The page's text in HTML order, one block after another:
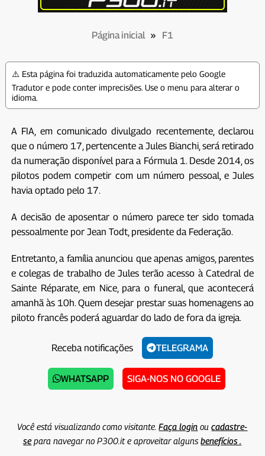
Página inicial» F1
⚠️ Esta página foi traduzida automaticamente pelo Google
Tradutor e pode conter imprecisões. Use o menu para alterar o
idioma.
A FIA, em comunicado divulgado recentemente, declarou
que o número 17, pertencente a Jules Bianchi, será retirado
da numeração disponível para a Fórmula 1. Desde 2014, os
pilotos podem competir com um número pessoal, e Jules
havia optado pelo 17.
A decisão de aposentar o número parece ter sido tomada
pessoalmente por Jean Todt, presidente da Federação.
Entretanto, a família anunciou que apenas amigos, parentes
e colegas de trabalho de Jules terão acesso à Catedral de
Sainte Réparate, em Nice, para o funeral, que acontecerá
amanhã às 10h. Quem desejar prestar suas homenagens ao
piloto francês poderá aguardar do lado de fora da igreja.
Receba notificações TELEGRAMA
WHATSAPP SIGA-NOS NO GOOGLE
Você está visualizando como visitante.Faça login oucadastre-
separa navegar no P300.it e aproveitar algunsbenefícios .